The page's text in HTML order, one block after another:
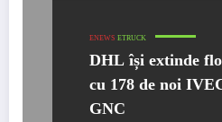
ENEWS ETRUCK
DHL își extinde
cu 178 de noi
GNC